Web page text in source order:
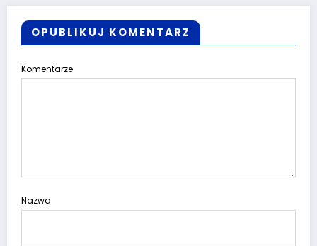
OPUBLIKUJ KOMENTARZ
Komentarze
Nazwa